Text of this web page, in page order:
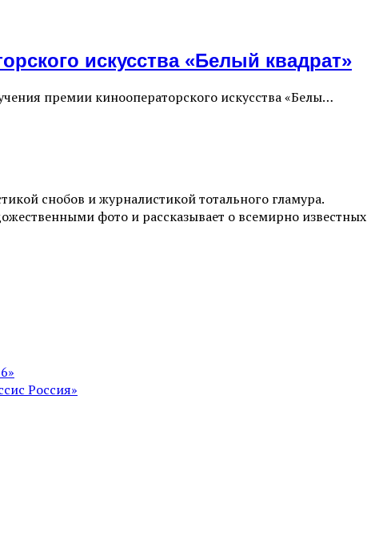
искусства «Белый квадрат»
премии кинооператорского искусства «Белы…
снобов и журналистикой тотального гламура.
фото и рассказывает о всемирно известных
Россия»